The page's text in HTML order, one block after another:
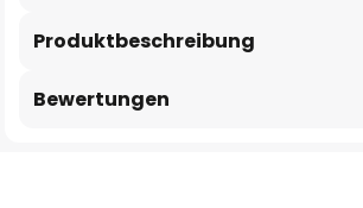
Produktbeschreibung
Bewertungen